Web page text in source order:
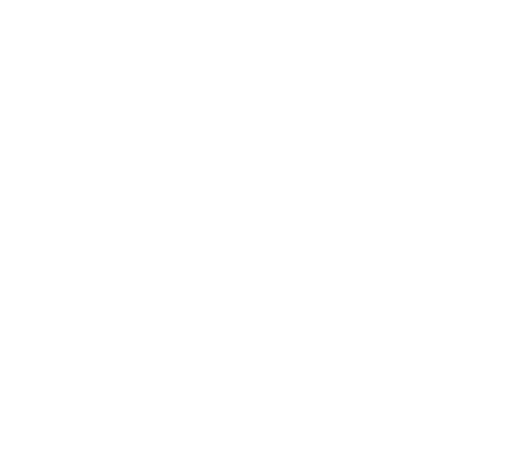
07180, Santa Ponsa * 수영복과 자외선 차단제를 지참하는 것이 중